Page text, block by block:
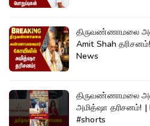
திருவண்ணாமலை
Amit Shah தரிசனம்! |
News
திருவண்ணாமலை
அமித்ஷா தரிசனம்! | Modi |
#shorts